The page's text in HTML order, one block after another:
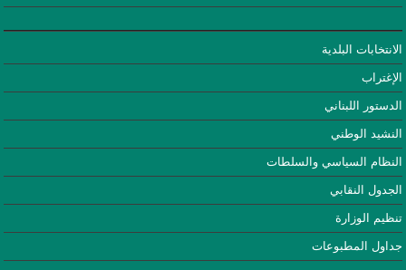
الانتخابات البلدية
الإغتراب
الدستور اللبناني
النشيد الوطني
النظام السياسي والسلطات
الجدول النقابي
تنظيم الوزارة
جداول المطبوعات